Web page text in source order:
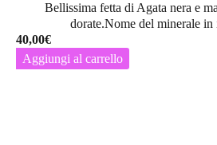
Bellissima fetta di Agata nera e
dorate.Nome del minerale in
40,00€
Aggiungi al carrello